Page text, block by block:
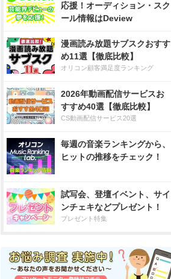
応援！オーディション・スク
ール情報はDeview
漫画読み放題サブスクおすす
め11選【徹底比較】
オリコン顧客満足度ランキング
2026年動画配信サービスお
すすめ40選【徹底比較】
CS動画配信サービス20選
毎週の音楽ランキングから、
ヒットの推移をチェック！
試写会、登壇イベント、サイ
ンチェキなどプレゼント！
プレゼント特集